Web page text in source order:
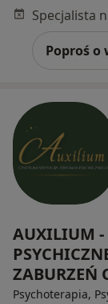
Poproś o
AUXILIUM -
ZABURZEŃ
Psychoterapia,